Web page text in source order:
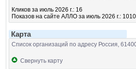
Кликов за июль 2026 г.: 16
Показов на сайте АЛЛО за июль 2026 г.: 1010
Карта
Список организаций по адресу Россия,
Свернуть карту